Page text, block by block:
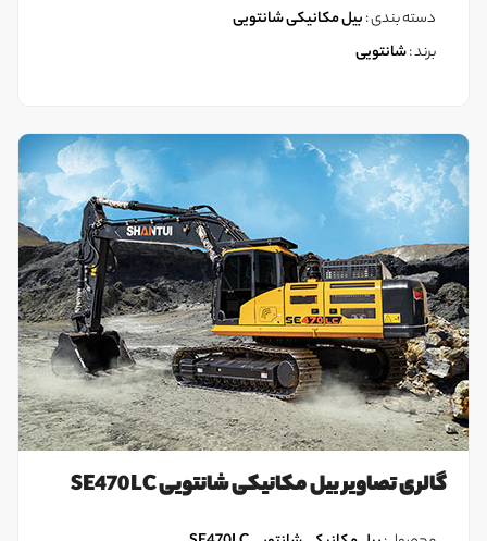
دسته بندی :بیل مکانیکی شانتویی
برند :شانتویی
گالری تصاویر بیل مکانیکی شانتویی SE470LC